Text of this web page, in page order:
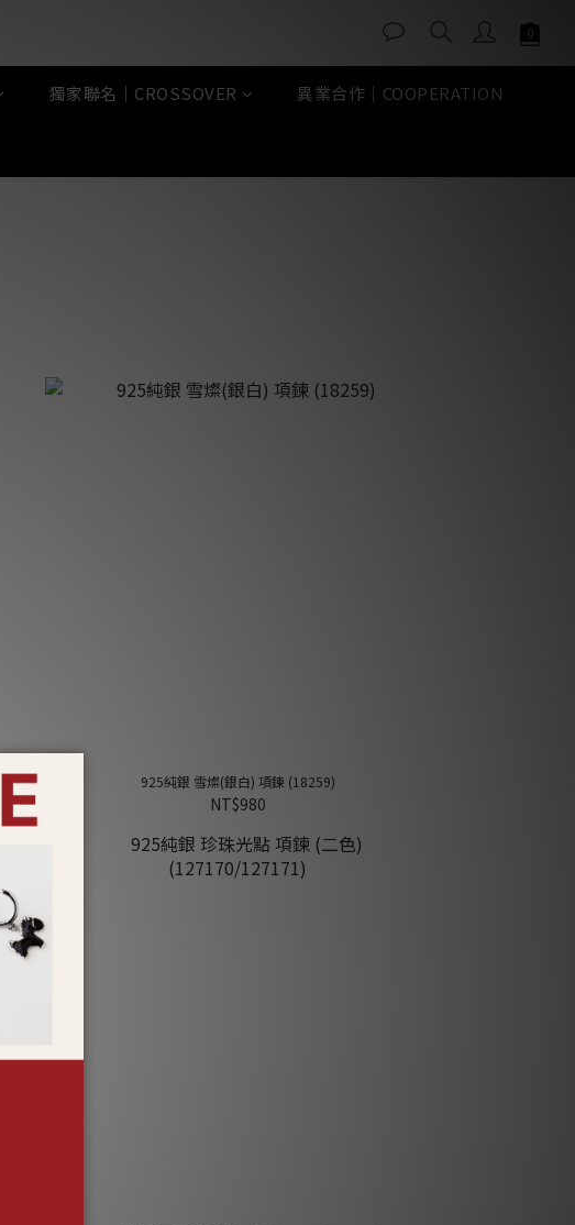
獨家聯名｜CROSSOVER 異業合作｜COOPERATION
925純銀 雪燦(銀白) 項鍊 (18259)
NT$980